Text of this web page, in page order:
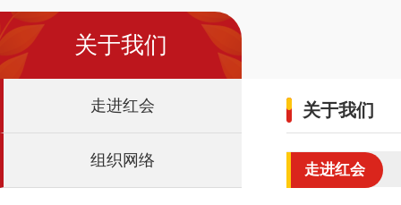
关于我们
走进红会
组织网络
关于我们
走进红会